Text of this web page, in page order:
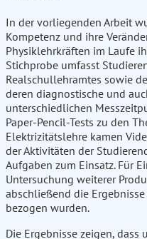
In der vorliegenden Arbeit
Kompetenz und ihre
Physiklehrkräften im Laufe
Stichprobe umfasst
Realschullehramtes sowie
deren diagnostische und
unterschiedlichen
Paper-Pencil-Tests zu den
Elektrizitätslehre kamen
der Aktivitäten der
Aufgaben zum Einsatz. Für
Untersuchung weiterer
abschließend die
bezogen wurden.
Die Ergebnisse zeigen, dass